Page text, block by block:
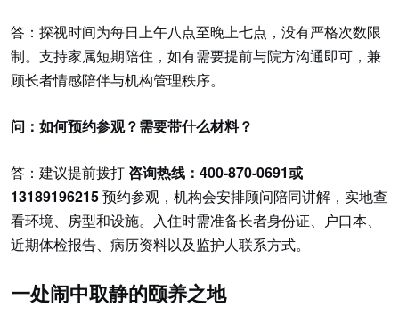
答：探视时间为每日上午八点至晚上七点，没有严格次数限
制。支持家属短期陪住，如有需要提前与院方沟通即可，兼
顾长者情感陪伴与机构管理秩序。
问：如何预约参观？需要带什么材料？
答：建议提前拨打 咨询热线：400-870-0691或
13189196215预约参观，机构会安排顾问陪同讲解，实地查
看环境、房型和设施。入住时需准备长者身份证、户口本、
近期体检报告、病历资料以及监护人联系方式。
一处闹中取静的颐养之地